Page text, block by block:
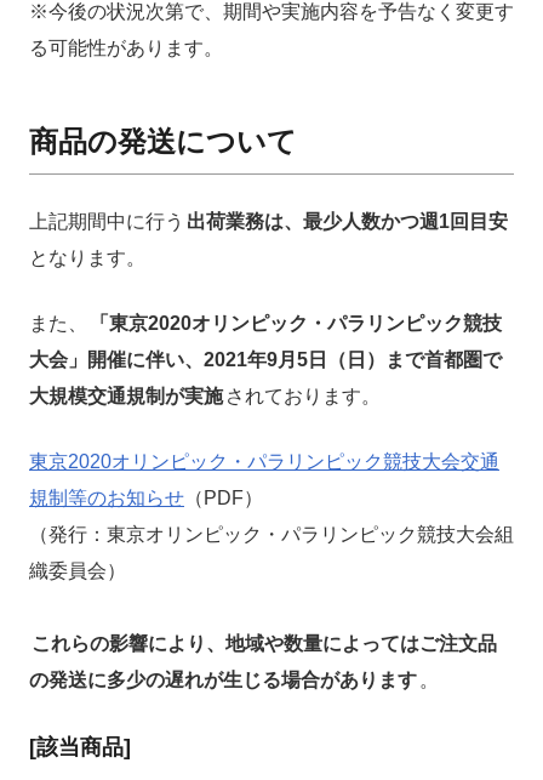
※今後の状況次第で、期間や実施内容を予告なく変更す
る可能性があります。
商品の発送について
上記期間中に行う 出荷業務は、最少人数かつ週1回目安
となります。
また、
「東京2020オリンピック・パラリンピック競技
大会」開催に伴い、2021年9月5日（日）まで首都圏で
大規模交通規制が実施 されております。
東京2020オリンピック・パラリンピック競技大会交通
規制等のお知らせ （PDF）
（発行：東京オリンピック・パラリンピック競技大会組
織委員会）
これらの影響により、地域や数量によってはご注文品
の発送に多少の遅れが生じる場合があります 。
[該当商品]